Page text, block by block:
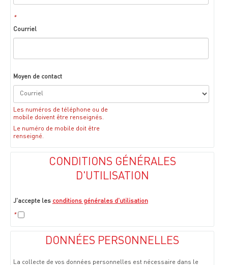
*
Courriel
Moyen de contact
Les numéros de téléphone ou de
mobile doivent être renseignés.
Le numéro de mobile doit être
renseigné.
CONDITIONS GÉNÉRALES
D'UTILISATION
J'accepte les conditions générales d'utilisation
*
DONNÉES PERSONNELLES
La collecte de vos données personnelles est nécessaire dans le